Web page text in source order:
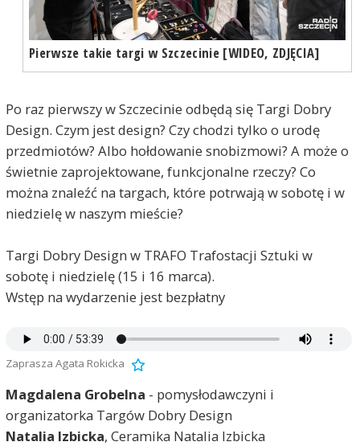
Pierwsze takie targi w Szczecinie [WIDEO, ZDJĘCIA]
Po raz pierwszy w Szczecinie odbędą się Targi Dobry
Design. Czym jest design? Czy chodzi tylko o urodę
przedmiotów? Albo hołdowanie snobizmowi? A może o
świetnie zaprojektowane, funkcjonalne rzeczy? Co
można znaleźć na targach, które potrwają w sobotę i w
niedzielę w naszym mieście?
Targi Dobry Design w TRAFO Trafostacji Sztuki w
sobotę i niedzielę (15 i 16 marca).
Wstęp na wydarzenie jest bezpłatny
Zaprasza Agata Rokicka
Magdalena Grobelna - pomysłodawczyni i
organizatorka Targów Dobry Design
Natalia Izbicka, Ceramika Natalia Izbicka